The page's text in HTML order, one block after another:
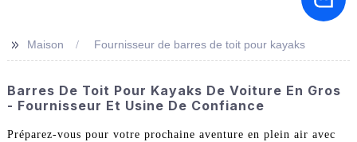
>> Maison Fournisseur de barres de toit pour kayaks
Barres De Toit Pour Kayaks De Voiture En Gros
- Fournisseur Et Usine De Confiance
Préparez-vous pour votre prochaine aventure en plein air avec